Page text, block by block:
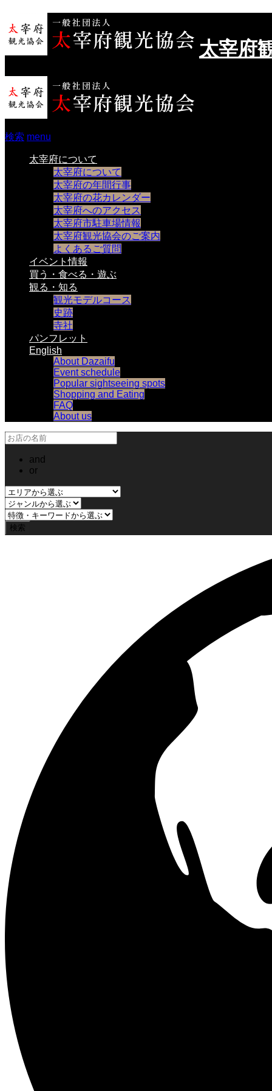
太宰府
検索 menu
太宰府について
太宰府について
太宰府の年間行事
太宰府の花カレンダー
太宰府へのアクセス
太宰府市駐車場情報
太宰府観光協会のご案内
よくあるご質問
イベント情報
買う・食べる・遊ぶ
観る・知る
観光モデルコース
史跡
寺社
パンフレット
English
About Dazaifu
Event schedule
Popular sightseeing spots
Shopping and Eating
FAQ
About us
and
or